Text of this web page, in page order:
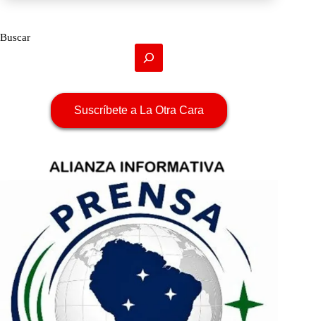
Buscar
Suscríbete a La Otra Cara